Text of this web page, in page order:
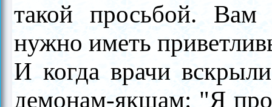
такой просьбой. Вам
нужно иметь
И когда врачи
демонам-якшам: "Я